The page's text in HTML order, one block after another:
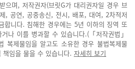
으며, 저작권자(브릿G가 대리권자일 경우 브
, 공연, 공중송신, 전시, 배포, 대여, 2차적저
합니다. 침해한 경우에는 5년 이하의 징역 또
나 이를 병과할 수 있습니다.(「저작권법」
복제물임을 알고도 소유한 경우 불법복제물
책임을 물을 수 있습니다. 자세히 보기